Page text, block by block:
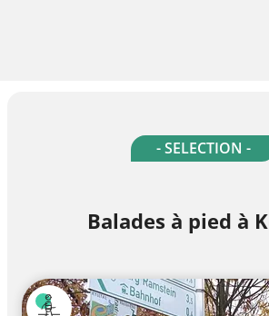
- SELECTION -
Balades à pied à